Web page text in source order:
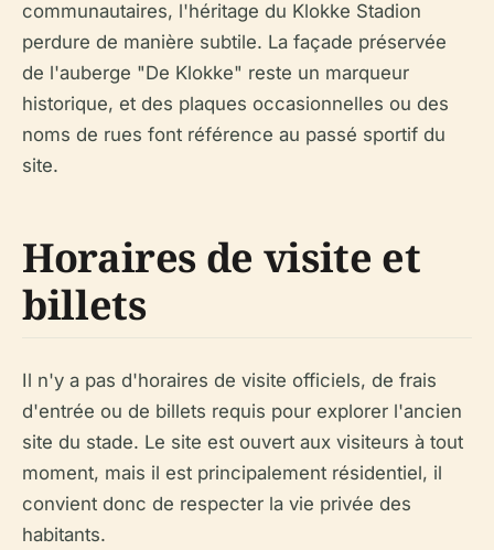
communautaires, l'héritage du Klokke Stadion
perdure de manière subtile. La façade préservée
de l'auberge "De Klokke" reste un marqueur
historique, et des plaques occasionnelles ou des
noms de rues font référence au passé sportif du
site.
Horaires de visite et
billets
Il n'y a pas d'horaires de visite officiels, de frais
d'entrée ou de billets requis pour explorer l'ancien
site du stade. Le site est ouvert aux visiteurs à tout
moment, mais il est principalement résidentiel, il
convient donc de respecter la vie privée des
habitants.